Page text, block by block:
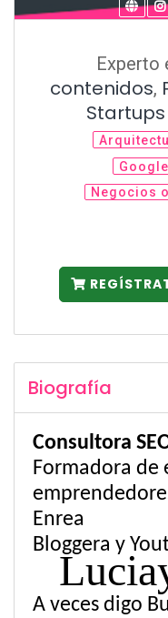
Experto
contenidos,
Startups
Negocios
Biografía
Consultora
Formadora de
Enrea
Bloggera y
A veces digo